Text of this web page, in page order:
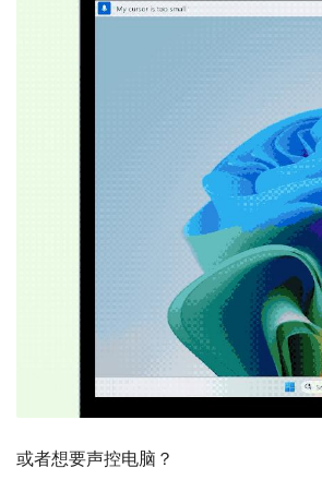
或者想要声控电脑？